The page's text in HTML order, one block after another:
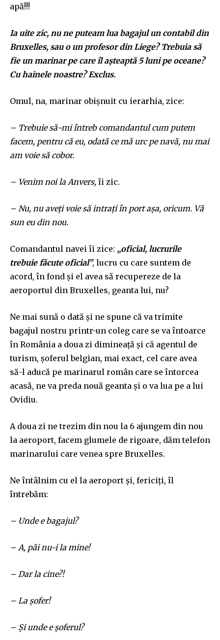
apă!!!
Ia uite zic, nu ne puteam lua bagajul un contabil din
Bruxelles, sau o un profesor din Liege? Trebuia să
fie un marinar pe care îl așteaptă 5 luni pe oceane?
Cu hainele noastre? Exclus.
Omul, na, marinar obișnuit cu ierarhia, zice:
– Trebuie să-mi întreb comandantul cum putem
facem, pentru că eu, odată ce mă urc pe navă, nu mai
am voie să cobor.
– Venim noi la Anvers, îi zic.
– Nu, nu aveți voie să intrați în port așa, oricum. Vă
sun eu din nou.
Comandantul navei îi zice: „oficial, lucrurile
trebuie făcute oficial”, lucru cu care suntem de
acord, în fond și el avea să recupereze de la
aeroportul din Bruxelles, geanta lui, nu?
Ne mai sună o dată și ne spune că va trimite
bagajul nostru printr-un coleg care se va întoarce
în România a doua zi dimineață și că agentul de
turism, șoferul belgian, mai exact, cel care avea
să-l aducă pe marinarul român care se întorcea
acasă, ne va preda nouă geanta și o va lua pe a lui
Ovidiu.
A doua zi ne trezim din nou la 6 ajungem din nou
la aeroport, facem glumele de rigoare, dăm telefon
marinarului care venea spre Bruxelles.
Ne întâlnim cu el la aeroport și, fericiți, îl
întrebăm:
– Unde e bagajul?
– A, păi nu-i la mine!
– Dar la cine?!
– La șofer!
– Și unde e șoferul?